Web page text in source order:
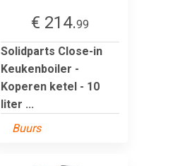
€ 214.99
Solidparts Close-in
Keukenboiler -
Koperen ketel - 10
liter ...
Buurs